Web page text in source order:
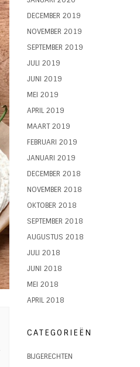
DECEMBER 2019
NOVEMBER 2019
SEPTEMBER 2019
JULI 2019
JUNI 2019
MEI 2019
APRIL 2019
MAART 2019
FEBRUARI 2019
JANUARI 2019
DECEMBER 2018
NOVEMBER 2018
OKTOBER 2018
SEPTEMBER 2018
AUGUSTUS 2018
JULI 2018
JUNI 2018
MEI 2018
APRIL 2018
CATEGORIEËN
BIJGERECHTEN